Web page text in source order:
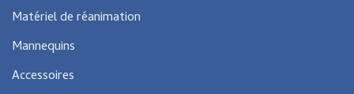
Matériel de réanimation
Mannequins
Accessoires